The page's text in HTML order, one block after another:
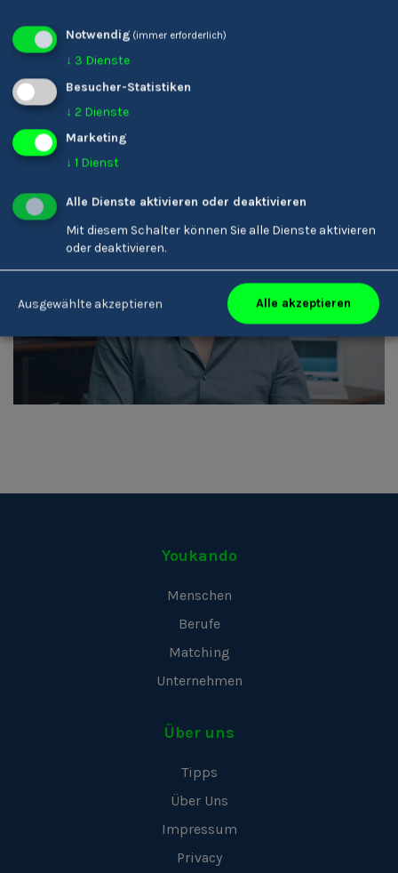
Friseur/-in
Tontechniker/-in
Youkando
Menschen
Berufe
Matching
Unternehmen
Über uns
Tipps
Über Uns
Impressum
Privacy
Notwendig (immer erforderlich)
↓ 3 Dienste
Besucher-Statistiken
↓ 2 Dienste
Marketing
↓ 1 Dienst
Alle Dienste aktivieren oder deaktivieren
Mit diesem Schalter können Sie alle Dienste aktivieren
oder deaktivieren.
Ausgewählte akzeptieren Alle akzeptieren